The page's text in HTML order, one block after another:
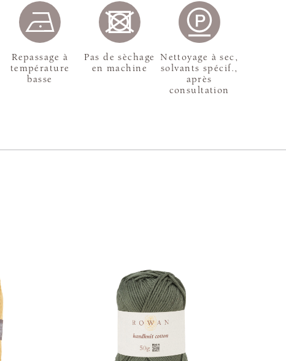
Repassage à
température
basse
Pas de sèchage
en machine
Nettoyage à sec,
solvants spécif.,
après
consultation